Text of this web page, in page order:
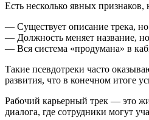
Есть несколько явных
— Существует описание трека,
— Должность меняет название,
— Вся система «продумана» в
Такие псевдотреки часто
развития, что в конечном итоге
Рабочий карьерный трек — это
диалога, где сотрудники могут